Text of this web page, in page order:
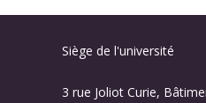
Siège de l'université
3 rue Joliot Curie,